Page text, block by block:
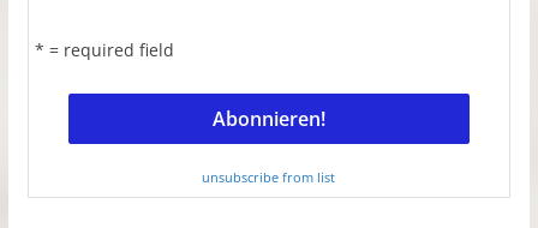
* = required field
unsubscribe from list